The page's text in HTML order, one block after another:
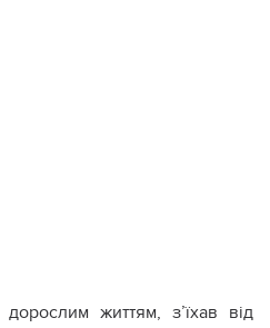
життям, з’їхав від